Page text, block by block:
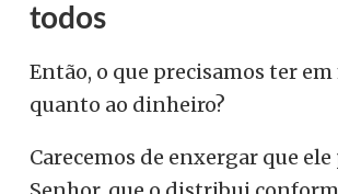
todos
Então, o que precisamos ter
quanto ao dinheiro?
Carecemos de enxergar que